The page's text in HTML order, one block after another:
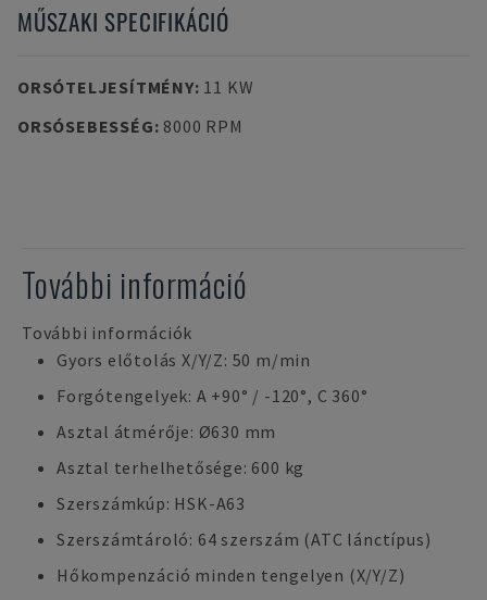
MŰSZAKI SPECIFIKÁCIÓ
ORSÓTELJESÍTMÉNY: 11 KW
ORSÓSEBESSÉG: 8000 RPM
További információ
További információk
Gyors előtolás X/Y/Z: 50 m/min
Forgótengelyek: A +90° / -120°, C 360°
Asztal átmérője: Ø630 mm
Asztal terhelhetősége: 600 kg
Szerszámkúp: HSK-A63
Szerszámtároló: 64 szerszám (ATC lánctípus)
Hőkompenzáció minden tengelyen (X/Y/Z)